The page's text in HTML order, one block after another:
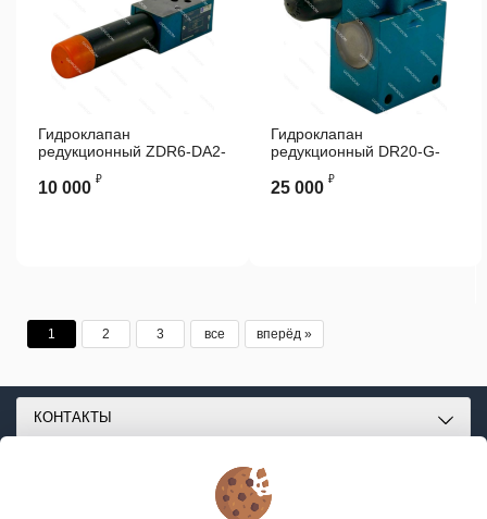
Гидроклапан
редукционный ZDR6-DA2-
10 000 ₽
Гидроклапан
редукционный DR20-G-
25 000 ₽
1 2 3 все вперёд »
КОНТАКТЫ